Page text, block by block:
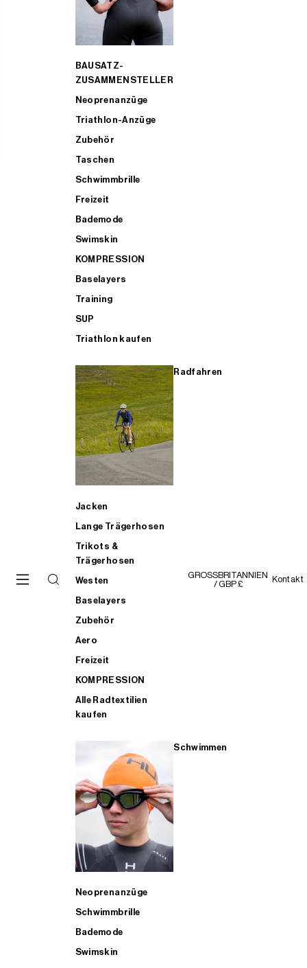
BAUSATZ-
ZUSAMMENSTELLER
Neoprenanzüge
Triathlon-Anzüge
Zubehör
Taschen
Schwimmbrille
Freizeit
Bademode
Swimskin
KOMPRESSION
Baselayers
Training
SUP
Triathlon kaufen
Radfahren
Jacken
Lange Trägerhosen
Trikots &
Trägerhosen
Westen
Baselayers
Zubehör
Aero
Freizeit
KOMPRESSION
Alle Radtextilien
kaufen
Schwimmen
Neoprenanzüge
Schwimmbrille
Bademode
Swimskin
GROSSBRITANNIEN
/ GBP £
Kontakt